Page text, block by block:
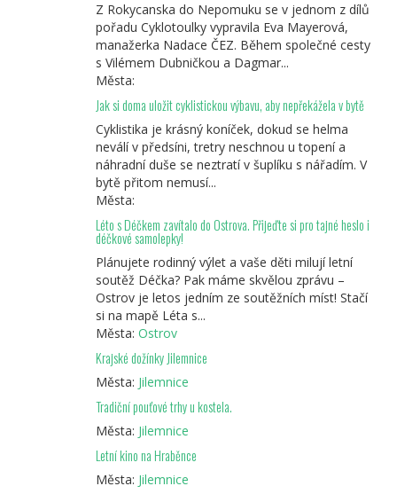
Z Rokycanska do Nepomuku se v jednom z dílů
pořadu Cyklotoulky vypravila Eva Mayerová,
manažerka Nadace ČEZ. Během společné cesty
s Vilémem Dubničkou a Dagmar...
Města:
Jak si doma uložit cyklistickou výbavu, aby nepřekážela v bytě
Cyklistika je krásný koníček, dokud se helma
neválí v předsíni, tretry neschnou u topení a
náhradní duše se neztratí v šuplíku s nářadím. V
bytě přitom nemusí...
Města:
Léto s Déčkem zavítalo do Ostrova. Přijeďte si pro tajné heslo i
déčkové samolepky!
Plánujete rodinný výlet a vaše děti milují letní
soutěž Déčka? Pak máme skvělou zprávu –
Ostrov je letos jedním ze soutěžních míst! Stačí
si na mapě Léta s...
Města: Ostrov
Krajské dožínky Jilemnice
Města: Jilemnice
Tradiční pouťové trhy u kostela.
Města: Jilemnice
Letní kino na Hraběnce
Města: Jilemnice